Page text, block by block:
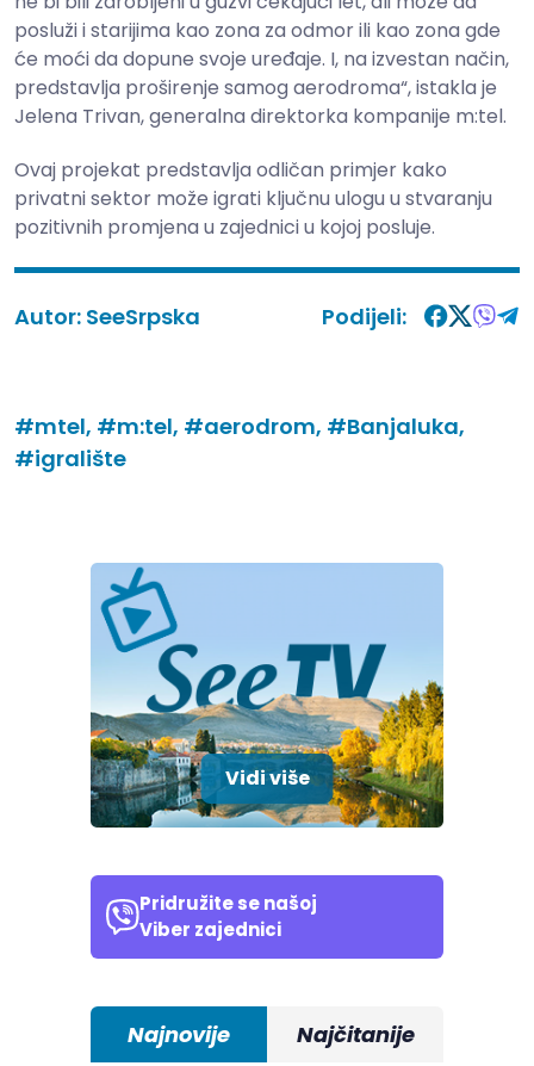
posluži i starijima kao zona za odmor ili kao zona gde
će moći da dopune svoje uređaje. I, na izvestan način,
predstavlja proširenje samog aerodroma“, istakla je
Jelena Trivan, generalna direktorka kompanije m:tel.
Ovaj projekat predstavlja odličan primjer kako
privatni sektor može igrati ključnu ulogu u stvaranju
pozitivnih promjena u zajednici u kojoj posluje.
Autor: SeeSrpska Podijeli:
#mtel, #m:tel, #aerodrom, #Banjaluka,
#igralište
Vidi više
Pridružite se našoj
Viber zajednici
Najnovije Najčitanije